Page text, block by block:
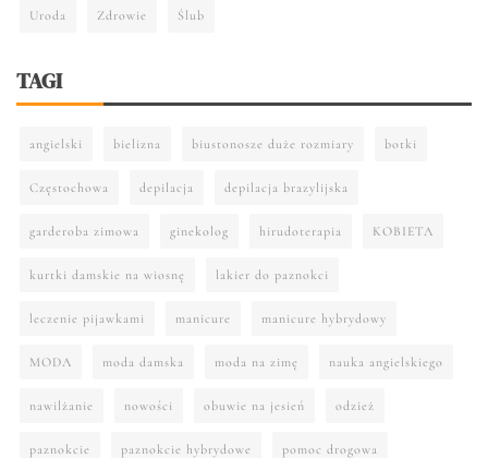
Uroda Zdrowie Ślub
TAGI
angielski bielizna biustonosze duże rozmiary botki
Częstochowa depilacja depilacja brazylijska
garderoba zimowa ginekolog hirudoterapia KOBIETA
kurtki damskie na wiosnę lakier do paznokci
leczenie pijawkami manicure manicure hybrydowy
MODA moda damska moda na zimę nauka angielskiego
nawilżanie nowości obuwie na jesień odzież
paznokcie paznokcie hybrydowe pomoc drogowa